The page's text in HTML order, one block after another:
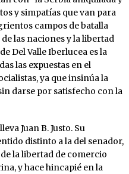
y simpatías que van para
campos de batalla
las naciones y la libertad
Del Valle Iberlucea es la
las expuestas en el
ya que insinúa la
darse por satisfecho con la
Juan B. Justo. Su
distinto a la del senador,
la libertad de comercio
y hace hincapié en la